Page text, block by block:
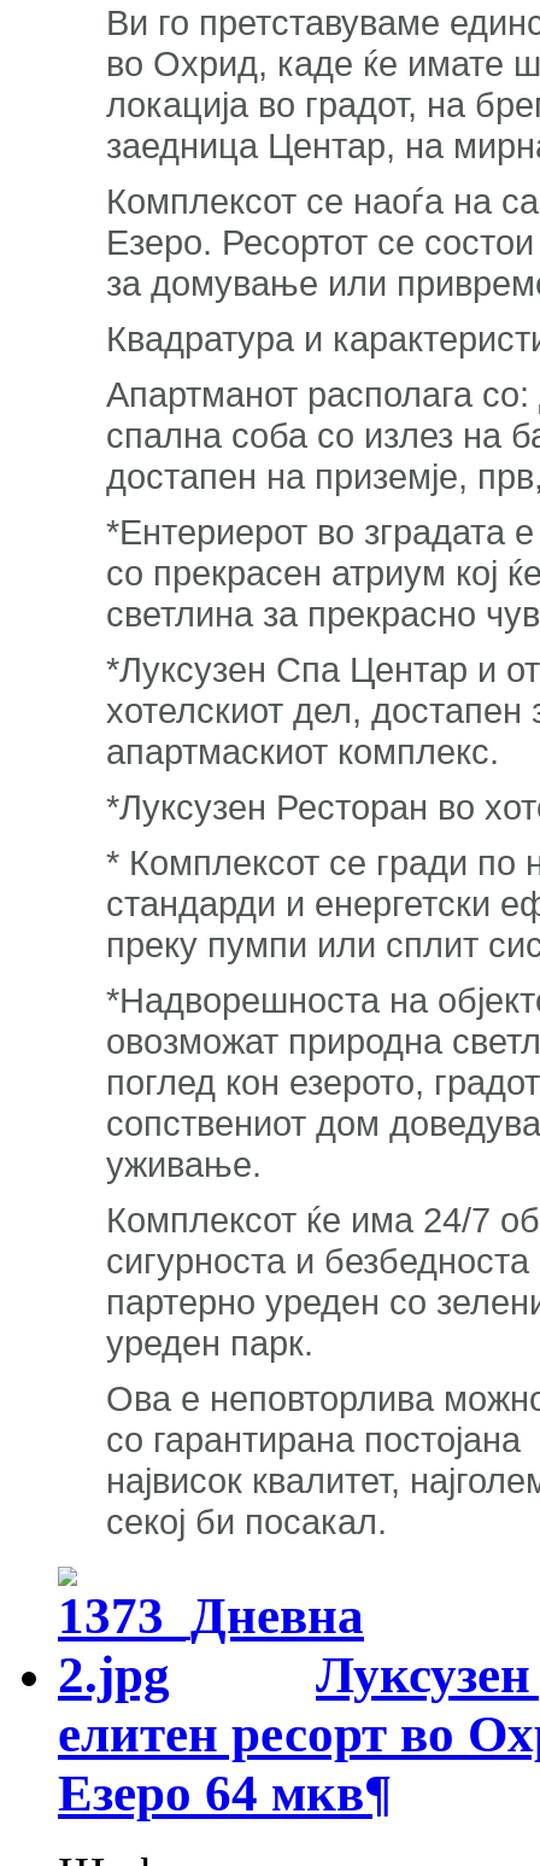
Ви го претставуваме
во Охрид, каде ќе имате
локација во градот, на
заедница Центар, на
Комплексот се наоѓа на
Езеро. Ресортот се
за домување или
Квадратура и
Апартманот располага со:
спална соба со излез на
достапен на приземје,
*Ентериерот во зградата
со прекрасен атриум кој
светлина за прекрасно
*Луксузен Спа Центар и
хотелскиот дел,
апартмаскиот комплекс.
*Луксузен Ресторан во
* Комплексот се гради по
стандарди и енергетски
преку пумпи или сплит
*Надворешноста на
овозможат природна
поглед кон езерото,
сопствениот дом
уживање.
Комплексот ќе има 24/7
сигурноста и
партерно уреден со
уреден парк.
Ова е неповторлива
со гарантирана
највисок квалитет,
секој би посакал.
елитен ресорт во
Езеро 64 мкв¶